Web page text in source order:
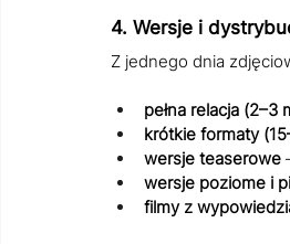
4. Wersje i
Z jednego dnia
pełna relacja (2–3
krótkie formaty
wersje teaserowe
wersje poziome i
filmy z